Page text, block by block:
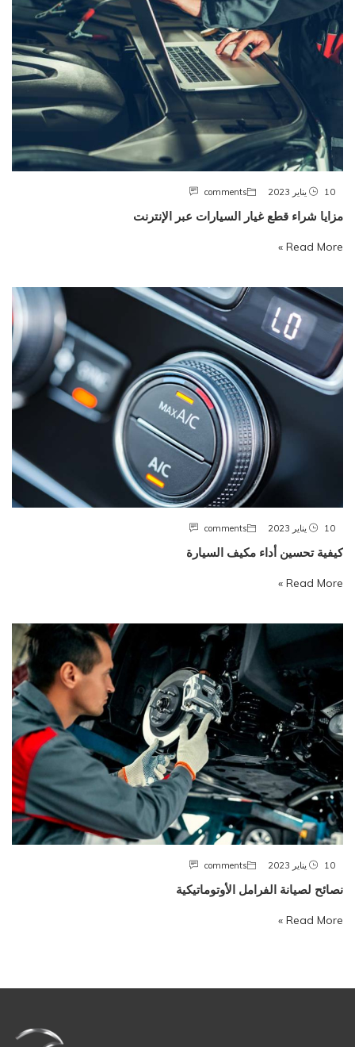
10 يناير 2023 comments
مزايا شراء قطع غيار السيارات عبر الإنترنت
Read More »
10 يناير 2023 comments
كيفية تحسين أداء مكيف السيارة
Read More »
10 يناير 2023 comments
نصائح لصيانة الفرامل الأوتوماتيكية
Read More »